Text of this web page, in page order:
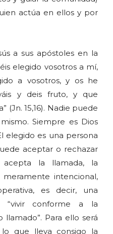
actúa en ellos y por
a sus apóstoles en la
elegido vosotros a mí,
a vosotros, y os he
y deis fruto, y que
(Jn. 15,16). Nadie puede
Siempre es Dios
elegido es una persona
aceptar o rechazar
la llamada, la
intencional,
es decir, una
“vivir conforme a la
Para ello será
que lleva consigo la